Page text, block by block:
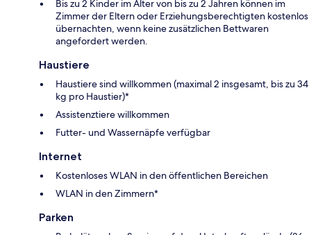
Bis zu 2 Kinder im Alter von bis zu 2 Jahren können im
Zimmer der Eltern oder Erziehungsberechtigten kostenlos
übernachten, wenn keine zusätzlichen Bettwaren
angefordert werden.
Haustiere
Haustiere sind willkommen (maximal 2 insgesamt, bis zu 34
kg pro Haustier)*
Assistenztiere willkommen
Futter- und Wassernäpfe verfügbar
Internet
Kostenloses WLAN in den öffentlichen Bereichen
WLAN in den Zimmern*
Parken